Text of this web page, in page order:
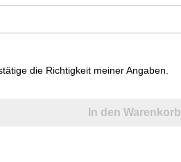
die Richtigkeit meiner Angaben.
In den Warenkorb